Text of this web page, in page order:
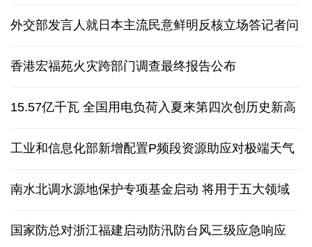
外交部发言人就日本主流民意鲜明反核立场答记者问
香港宏福苑火灾跨部门调查最终报告公布
15.57亿千瓦 全国用电负荷入夏来第四次创历史新高
工业和信息化部新增配置P频段资源助应对极端天气
南水北调水源地保护专项基金启动 将用于五大领域
国家防总对浙江福建启动防汛防台风三级应急响应